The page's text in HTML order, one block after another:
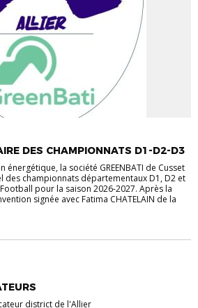
DES CHAMPIONNATS D1-D2-D3
énergétique, la société GREENBATI de Cusset
des championnats départementaux D1, D2 et
pour la saison 2026-2027. Après la
signée avec Fatima CHATELAIN de la
district de l'Allier